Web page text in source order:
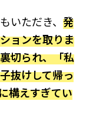
いただき、 発
ョンを取りま
切られ、「私
抜けして帰っ
構えすぎてい